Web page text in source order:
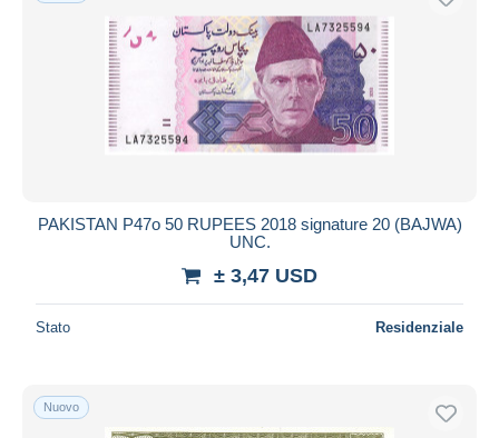
PAKISTAN P47o 50 RUPEES 2018 signature 20 (BAJWA)
UNC.
± 3,47 USD
Stato Residenziale
Nuovo